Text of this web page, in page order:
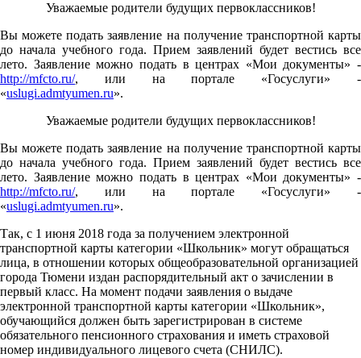
Уважаемые родители будущих первоклассников!
Вы можете подать заявление на получение транспортной карты
до начала учебного года. Прием заявлений будет вестись все
лето. Заявление можно подать в центрах «Мои документы» -
http://mfcto.ru/, или на портале «Госуслуги» -
«uslugi.admtyumen.ru».
Уважаемые родители будущих первоклассников!
Вы можете подать заявление на получение транспортной карты
до начала учебного года. Прием заявлений будет вестись все
лето. Заявление можно подать в центрах «Мои документы» -
http://mfcto.ru/, или на портале «Госуслуги» -
«uslugi.admtyumen.ru».
Так, с 1 июня 2018 года за получением электронной
транспортной карты категории «Школьник» могут обращаться
лица, в отношении которых общеобразовательной организацией
города Тюмени издан распорядительный акт о зачислении в
первый класс. На момент подачи заявления о выдаче
электронной транспортной карты категории «Школьник»,
обучающийся должен быть зарегистрирован в системе
обязательного пенсионного страхования и иметь страховой
номер индивидуального лицевого счета (СНИЛС).